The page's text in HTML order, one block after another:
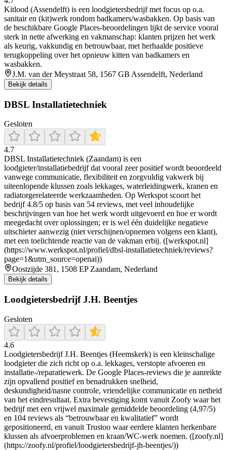
Kitlood (Assendelft) is een loodgietersbedrijf met focus op o.a.
sanitair en (kit)werk rondom badkamers/wasbakken. Op basis van
de beschikbare Google Places-beoordelingen lijkt de service vooral
sterk in nette afwerking en vakmanschap: klanten prijzen het werk
als keurig, vakkundig en betrouwbaar, met herhaalde positieve
terugkoppeling over het opnieuw kitten van badkamers en
wasbakken.
J.M. van der Meystraat 58, 1567 GB Assendelft, Nederland
Bekijk details
DBSL Installatietechniek
Gesloten
4.7
DBSL Installatietechniek (Zaandam) is een
loodgieter/installatiebedrijf dat vooral zeer positief wordt beoordeeld
vanwege communicatie, flexibiliteit en zorgvuldig vakwerk bij
uiteenlopende klussen zoals lekkages, waterleidingwerk, kranen en
radiatorgerelateerde werkzaamheden. Op Werkspot scoort het
bedrijf 4.8/5 op basis van 54 reviews, met veel inhoudelijke
beschrijvingen van hoe het werk wordt uitgevoerd en hoe er wordt
meegedacht over oplossingen; er is wel één duidelijke negatieve
uitschieter aanwezig (niet verschijnen/opnemen volgens een klant),
met een toelichtende reactie van de vakman erbij. ([werkspot.nl]
(https://www.werkspot.nl/profiel/dbsl-installatietechniek/reviews?
page=1&utm_source=openai))
Oostzijde 381, 1508 EP Zaandam, Nederland
Bekijk details
Loodgietersbedrijf J.H. Beentjes
Gesloten
4.6
Loodgietersbedrijf J.H. Beentjes (Heemskerk) is een kleinschalige
loodgieter die zich richt op o.a. lekkages, verstopte afvoeren en
installatie-/reparatiewerk. De Google Places-reviews die je aanreikte
zijn opvallend positief en benadrukken snelheid,
deskundigheid/nasne controle, vriendelijke communicatie en netheid
van het eindresultaat. Extra bevestiging komt vanuit Zoofy waar het
bedrijf met een vrijwel maximale gemiddelde beoordeling (4,97/5)
en 104 reviews als “betrouwbaar en kwalitatief” wordt
gepositioneerd, en vanuit Trustoo waar eerdere klanten herkenbare
klussen als afvoerproblemen en kraan/WC-werk noemen. ([zoofy.nl]
(https://zoofy.nl/profiel/loodgietersbedrijf-jh-beentjes/))